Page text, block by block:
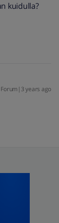
kuidulla?
years ago